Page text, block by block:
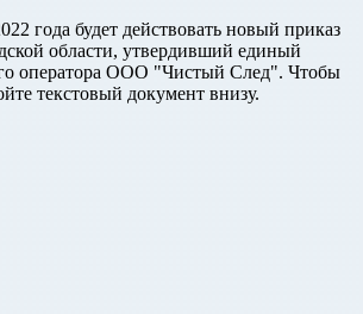
года будет действовать новый приказ
области, утвердивший единый
оператора ООО "Чистый След". Чтобы
текстовый документ внизу.